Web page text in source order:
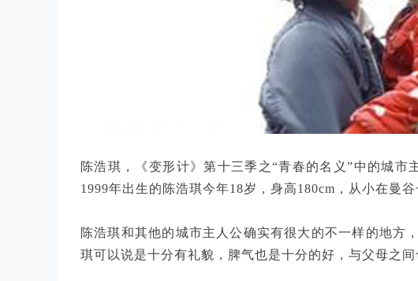
陈浩琪，《变形计》第十三季之“青春的名义”中的城市
1999年出生的陈浩琪今年18岁，身高180cm，从小在曼谷
陈浩琪和其他的城市主人公确实有很大的不一样的地方
琪可以说是十分有礼貌，脾气也是十分的好，与父母之间